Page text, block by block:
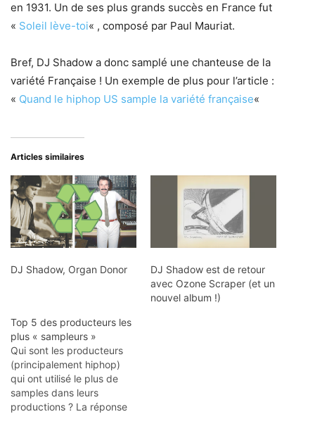
en 1931. Un de ses plus grands succès en France fut
« Soleil lève-toi« , composé par Paul Mauriat.
Bref, DJ Shadow a donc samplé une chanteuse de la
variété Française ! Un exemple de plus pour l’article :
« Quand le hiphop US sample la variété française«
Articles similaires
DJ Shadow, Organ Donor
DJ Shadow est de retour
avec Ozone Scraper (et un
nouvel album !)
Top 5 des producteurs les
plus « sampleurs »
Qui sont les producteurs
(principalement hiphop)
qui ont utilisé le plus de
samples dans leurs
productions ? La réponse